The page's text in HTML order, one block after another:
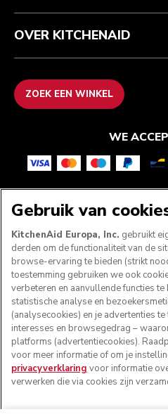
OVER KITCHENAID
ZOEK EEN WINKEL
WE
VOLG
© KitchenAid 2026 - Alle
KitchenAid en het design
Gebruik van
KitchenAid Europa, Inc. gebruikt
derden om de functionaliteit van de
browse-ervaring te bieden (strikt
toestemming gebruiken we ook
verbeteren en aanvullende functies
statistische analyse en
(analysecookies) en je advertenties
interesses en browsegedrag –
platforms (advertentiecookies).
voor meer informatie of om je
privacyverklaring voor informatie
verwerken die via cookies zijn